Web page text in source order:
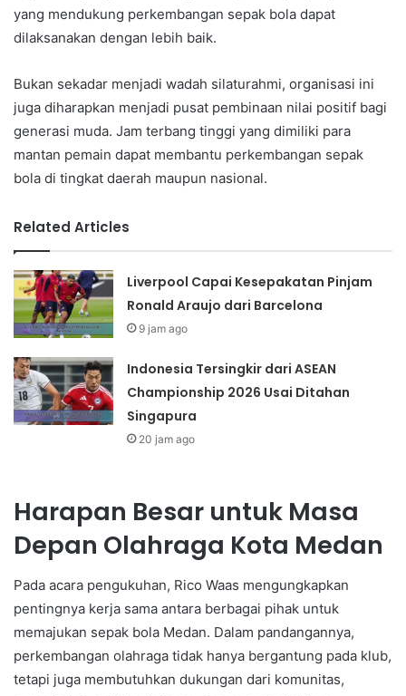
yang mendukung perkembangan sepak bola dapat
dilaksanakan dengan lebih baik.
Bukan sekadar menjadi wadah silaturahmi, organisasi ini
juga diharapkan menjadi pusat pembinaan nilai positif bagi
generasi muda. Jam terbang tinggi yang dimiliki para
mantan pemain dapat membantu perkembangan sepak
bola di tingkat daerah maupun nasional.
Related Articles
Liverpool Capai Kesepakatan Pinjam
Ronald Araujo dari Barcelona
9 jam ago
Indonesia Tersingkir dari ASEAN
Championship 2026 Usai Ditahan
Singapura
20 jam ago
Harapan Besar untuk Masa
Depan Olahraga Kota Medan
Pada acara pengukuhan, Rico Waas mengungkapkan
pentingnya kerja sama antara berbagai pihak untuk
memajukan sepak bola Medan. Dalam pandangannya,
perkembangan olahraga tidak hanya bergantung pada klub,
tetapi juga membutuhkan dukungan dari komunitas,